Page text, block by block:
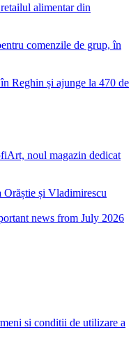
alimentar din
comenzile de grup, în
Reghin și ajunge la 470 de
noul magazin dedicat
Orăștie și Vladimirescu
news from July 2026
si conditii de utilizare a